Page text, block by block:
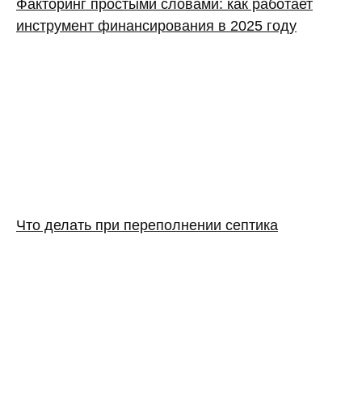
Факторинг простыми словами: как работает
инструмент финансирования в 2025 году
Что делать при переполнении септика